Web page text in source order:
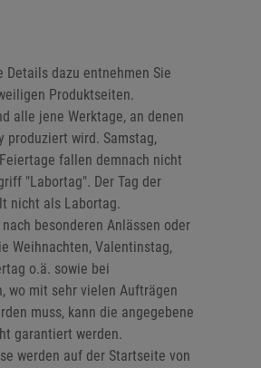
Details dazu entnehmen Sie
Produktseiten.
alle jene Werktage, an denen
produziert wird. Samstag,
fallen demnach nicht
"Labortag". Der Tag der
nicht als Labortag.
besonderen Anlässen oder
Weihnachten, Valentinstag,
o.ä. sowie bei
wo mit sehr vielen Aufträgen
muss, kann die angegebene
garantiert werden.
werden auf der Startseite von